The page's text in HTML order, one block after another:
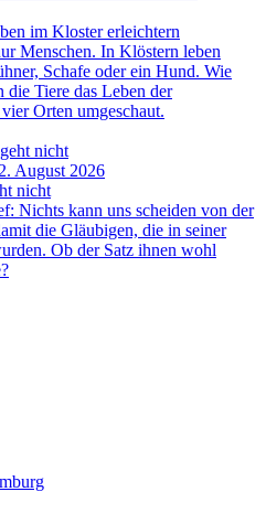
im Kloster erleichtern
Menschen. In Klöstern leben
Schafe oder ein Hund. Wie
die Tiere das Leben der
Orten umgeschaut.
August 2026
nicht
Nichts kann uns scheiden von der
die Gläubigen, die in seiner
Ob der Satz ihnen wohl